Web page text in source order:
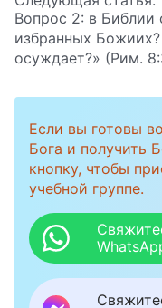
Когда придет
Небесное!
Вопрос 2: в Библии
избранных
осуждает?» (Рим.
прощены все наши
Если вы готовы
Бога и получить
кнопку, чтобы
учебной группе.